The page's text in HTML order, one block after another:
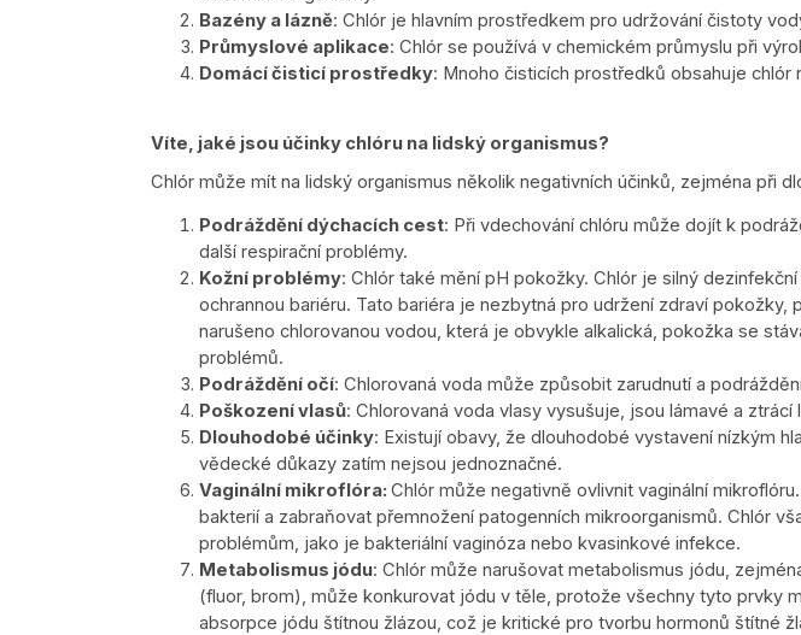
Bazény a lázně: Chlór je hlavním prostředkem pro udržování čistoty
Průmyslové aplikace: Chlór se používá v chemickém průmyslu při
Domácí čisticí prostředky: Mnoho čisticích prostředků obsahuje chlór
Víte, jaké jsou účinky chlóru na lidský organismus?
Chlór může mít na lidský organismus několik negativních účinků, zejména při
Podráždění dýchacích cest: Při vdechování chlóru může dojít k
další respirační problémy.
Kožní problémy: Chlór také mění pH pokožky. Chlór je silný
ochrannou bariéru. Tato bariéra je nezbytná pro udržení zdraví
narušeno chlorovanou vodou, která je obvykle alkalická, pokožka se
problémů.
Podráždění očí: Chlorovaná voda může způsobit zarudnutí a
Poškození vlasů: Chlorovaná voda vlasy vysušuje, jsou lámavé a ztrácí
Dlouhodobé účinky: Existují obavy, že dlouhodobé vystavení nízkým
vědecké důkazy zatím nejsou jednoznačné.
Vaginální mikroflóra: Chlór může negativně ovlivnit vaginální
bakterií a zabraňovat přemnožení patogenních mikroorganismů. Chlór
problémům, jako je bakteriální vaginóza nebo kvasinkové infekce.
Metabolismus jódu: Chlór může narušovat metabolismus jódu,
(fluor, brom), může konkurovat jódu v těle, protože všechny tyto prvky
absorpce jódu štítnou žlázou, což je kritické pro tvorbu hormonů štítné